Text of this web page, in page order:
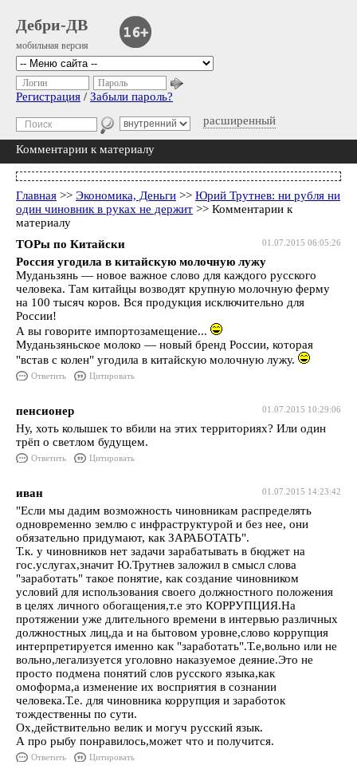
Дебри-ДВ
мобильная версия
расширенный
Логин Пароль
Регистрация / Забыли пароль?
Комментарии к материалу
Главная >> Экономика, Деньги >> Юрий Трутнев: ни рубля ни
один чиновник в руках не держит >> Комментарии к
материалу
01.07.2015 06:05:26
ТОРы по Китайски
Россия угодила в китайскую молочную лужу
Муданьзянь — новое важное слово для каждого русского
человека. Там китайцы возводят крупную молочную ферму
на 100 тысяч коров. Вся продукция исключительно для
России!
А вы говорите импортозамещение...
Муданьзяньское молоко — новый бренд России, которая
"встав с колен" угодила в китайскую молочную лужу.
Ответить Цитировать
01.07.2015 10:29:06
пенсионер
Ну, хоть колышек то вбили на этих территориях? Или один
трёп о светлом будущем.
Ответить Цитировать
01.07.2015 14:23:42
иван
"Если мы дадим возможность чиновникам распределять
одновременно землю с инфраструктурой и без нее, они
обязательно придумают, как ЗАРАБОТАТЬ".
Т.к. у чиновников нет задачи зарабатывать в бюджет на
гос.услугах,значит Ю.Трутнев заложил в смысл слова
"заработать" такое понятие, как создание чиновником
условий для использования своего должностного положения
в целях личного обогащения,т.е это КОРРУПЦИЯ.На
протяжении уже длительного времени в интервью различных
должностных лиц,да и на бытовом уровне,слово коррупция
интерпретируется именно как "заработать".Т.е,вольно или не
вольно,легализуется уголовно наказуемое деяние.Это не
просто подмена понятий слов русского языка,как
омоформа,а изменение их восприятия в сознании
человека.Т.е. для чиновника коррупция и заработок
тождественны по сути.
Ох,действительно велик и могуч русский язык.
А про рыбу понравилось,может что и получится.
Ответить Цитировать